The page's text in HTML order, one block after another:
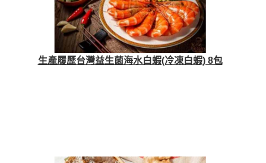
生產履歷台灣益生菌海水白蝦(冷凍白蝦) 8包